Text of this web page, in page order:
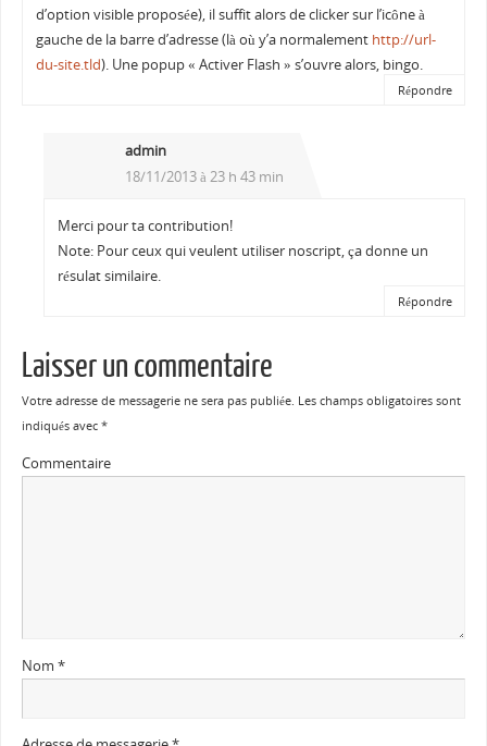
d’option visible proposée), il suffit alors de clicker sur l’icône à
gauche de la barre d’adresse (là où y’a normalement http://url-
du-site.tld). Une popup « Activer Flash » s’ouvre alors, bingo.
Répondre
admin
18/11/2013 à 23 h 43 min
Merci pour ta contribution!
Note: Pour ceux qui veulent utiliser noscript, ça donne un
résulat similaire.
Répondre
Laisser un commentaire
Votre adresse de messagerie ne sera pas publiée. Les champs obligatoires sont
indiqués avec *
Commentaire
Nom *